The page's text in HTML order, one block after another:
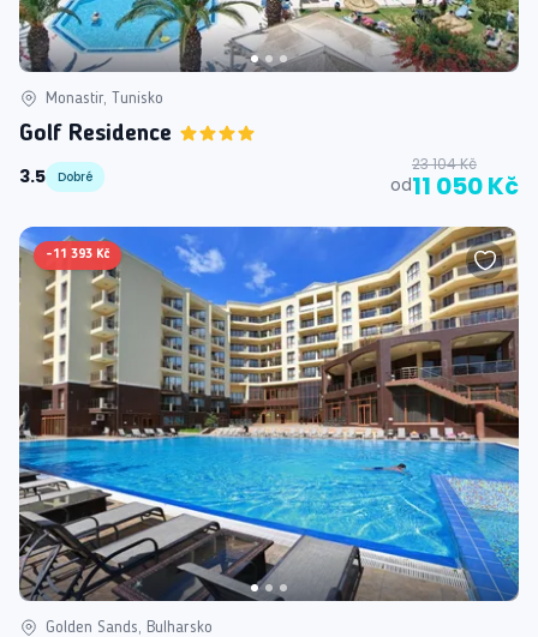
Monastir, Tunisko
Golf Residence
3.5
Dobré od
23 104 Kč
11 050 Kč
-11 393 Kč
Golden Sands, Bulharsko